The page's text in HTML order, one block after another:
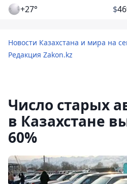
+27° $
Новости Казахстана и мира на
Редакция Zakon.kz
Число старых
в Казахстане
60%